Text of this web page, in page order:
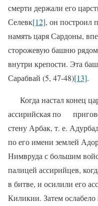
смерти держали его
Селевк[12], он по­строил
намять царя Сардоны,
сторожевую башню
внутри крепости. Эта
Сарабвай (5, 47-48)[13].
Когда настал конец
асси­рийская по
стену Арбак, т. е.
по его имени землей
Нимвруда с большим
палицей ассирийцев,
в битве, и осилили его
Киликии. Затем